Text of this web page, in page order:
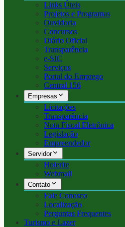
Links Úteis
Projetos e Programas
Ouvidoria
Concursos
Diário Oficial
Transparência
e-SIC
Serviços
Portal do Emprego
Central 156
Empresas
Licitações
Transparência
Nota Fiscal Eletrônica
Legislação
Empreendedor
Servidor
Holerite
Webmail
Contato
Fale Conosco
Localização
Perguntas Frequentes
Turismo e Lazer